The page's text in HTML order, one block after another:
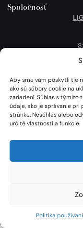
Aby sme vám poskytli tie
ako sú súbory cookie na
zariadení. Súhlas s týmito
údaje, ako je správanie
stránke. Nesúhlas alebo
určité vlastnosti a funkcie.
Politika
Spoločnosť
Mapa
Lignotesting, a. s. © 2024 |